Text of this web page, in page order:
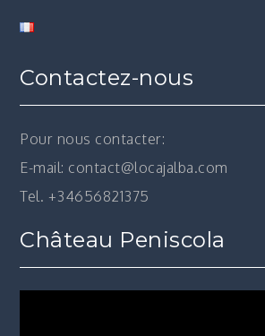
Contactez-nous
Pour nous contacter:
E-mail: contact@locajalba.com
Tel. +34656821375
Château Peniscola